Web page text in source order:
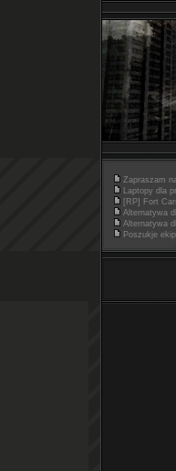
Zapraszam
Laptopy dla
[RP] Fort
Alternatywa
Alternatywa
Poszukje